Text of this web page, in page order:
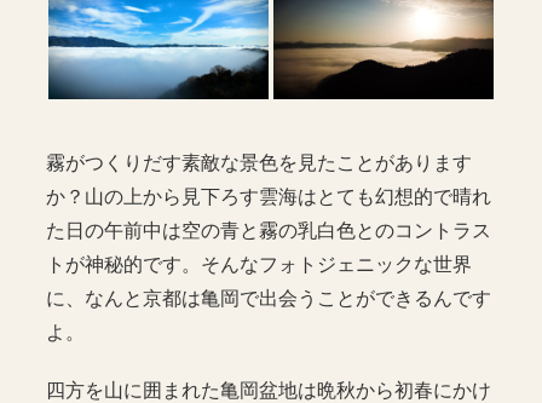
霧がつくりだす素敵な景色を見たことがあります
か？山の上から見下ろす雲海はとても幻想的で晴れ
た日の午前中は空の青と霧の乳白色とのコントラス
トが神秘的です。そんなフォトジェニックな世界
に、なんと京都は亀岡で出会うことができるんです
よ。
四方を山に囲まれた亀岡盆地は晩秋から初春にかけ